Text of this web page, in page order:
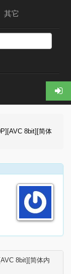
其它
8bit][简体
8bit][简体内